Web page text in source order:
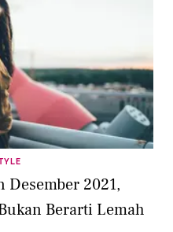
Desember 2021,
Berarti Lemah